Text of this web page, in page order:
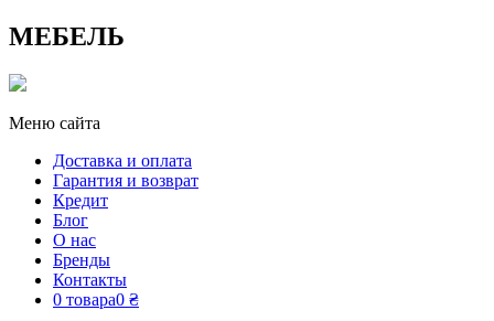
МЕБЕЛЬ
Меню сайта
Доставка и оплата
Гарантия и возврат
Кредит
Блог
О нас
Бренды
Контакты
0 товара0 ₴